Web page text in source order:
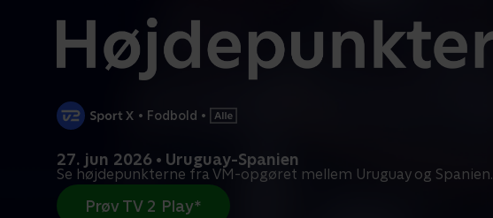
• Fodbold •
27. jun 2026 • Uruguay-Spanien
Se højdepunkterne fra VM-opgøret mellem Uruguay og Spanien.
Prøv TV 2 Play*